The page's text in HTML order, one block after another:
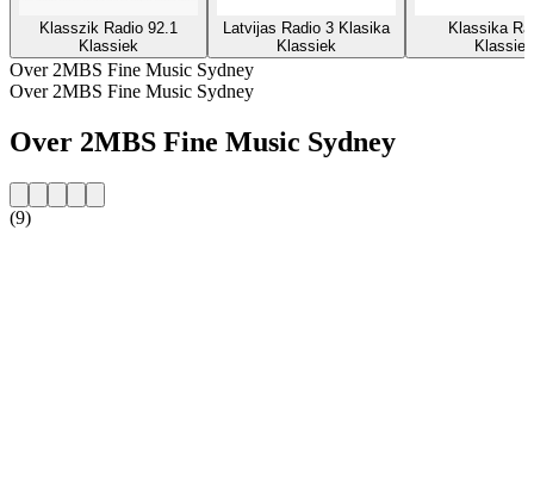
Klasszik Radio 92.1
Klassiek
Latvijas Radio 3 Klasika
Klassiek
Klassika
Klassiek
Over 2MBS Fine Music Sydney
Over 2MBS Fine Music Sydney
Over 2MBS Fine Music Sydney
(9)